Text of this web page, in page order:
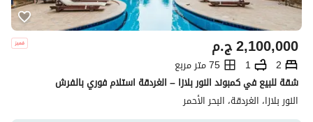
ج.م2,100,000
2
1
75 متر مربع
شقة للبيع في كمبوند النور بلازا – الغردقة استلام فوري بالفرش
النور بلازا، الغردقة، البحر الأحمر